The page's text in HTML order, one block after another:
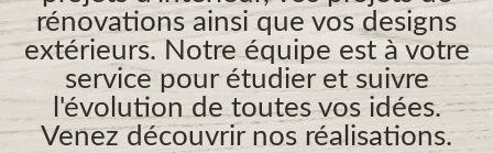
rénovations ainsi que vos designs
extérieurs. Notre équipe est à votre
service pour étudier et suivre
l'évolution de toutes vos idées.
Venez découvrir nos réalisations.